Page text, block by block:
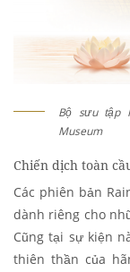
Bộ sưu tập
Museum
Chiến dịch toàn
Các phiên bản
dành riêng cho
Cũng tại sự kiện
thiên thần của